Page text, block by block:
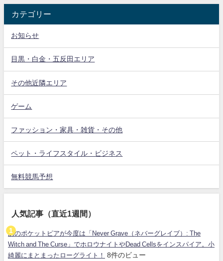
カテゴリー
お知らせ
目黒・白金・五反田エリア
その他近隣エリア
ゲーム
ファッション・家具・雑貨・その他
ペット・ライフスタイル・ビジネス
無料競馬予想
人気記事（直近1週間）
あのポケットピアが今度は「Never Grave（ネバーグレイブ）: The
Witch and The Curse」でホロウナイトやDead Cellsをインスパイア。小
綺麗にまとまったローグライト！
8件のビュー